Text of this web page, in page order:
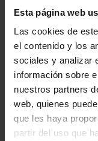
Esta página web
Las cookies de
el contenido y los
sociales y analizar
información sobre
nuestros partners
web, quienes
que les haya
partir del uso que
* Dopo tre cicli di
Perché